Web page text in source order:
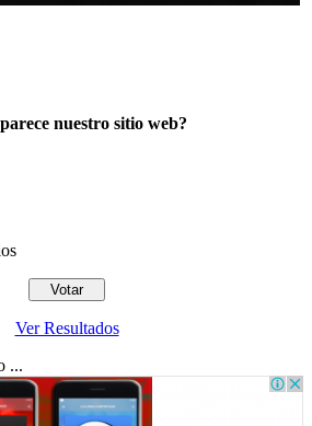
nuestro sitio web?
Ver Resultados
...